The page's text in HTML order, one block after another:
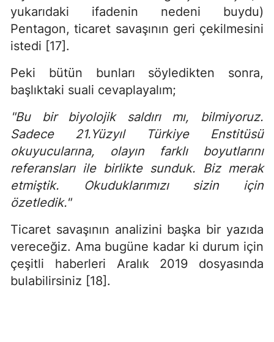
yukarıdaki ifadenin nedeni buydu)
Pentagon, ticaret savaşının geri çekilmesini
istedi [17].
Peki bütün bunları söyledikten sonra,
başlıktaki suali cevaplayalım;
"Bu bir biyolojik saldırı mı, bilmiyoruz.
Sadece 21.Yüzyıl Türkiye Enstitüsü
okuyucularına, olayın farklı boyutlarını
referansları ile birlikte sunduk. Biz merak
etmiştik. Okuduklarımızı sizin için
özetledik."
Ticaret savaşının analizini başka bir yazıda
vereceğiz. Ama bugüne kadar ki durum için
çeşitli haberleri Aralık 2019 dosyasında
bulabilirsiniz [18].